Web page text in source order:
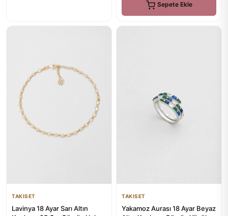
Sepete Ekle
TAKISET
Lavinya 18 Ayar Sarı Altın
TAKISET
Yakamoz Aurası 18 Ayar Beyaz